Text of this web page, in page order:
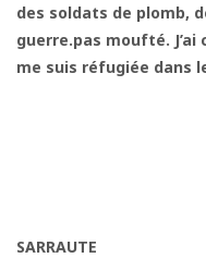
des soldats de plomb,
guerre.pas moufté. J’ai
me suis réfugiée dans
SARRAUTE